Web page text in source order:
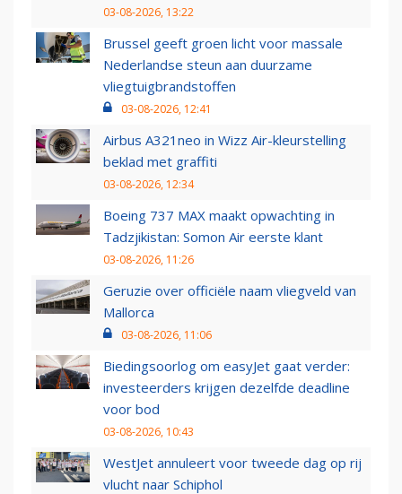
03-08-2026, 13:22
Brussel geeft groen licht voor massale
Nederlandse steun aan duurzame
vliegtuigbrandstoffen
03-08-2026, 12:41
Airbus A321neo in Wizz Air-kleurstelling
beklad met graffiti
03-08-2026, 12:34
Boeing 737 MAX maakt opwachting in
Tadzjikistan: Somon Air eerste klant
03-08-2026, 11:26
Geruzie over officiële naam vliegveld van
Mallorca
03-08-2026, 11:06
Biedingsoorlog om easyJet gaat verder:
investeerders krijgen dezelfde deadline
voor bod
03-08-2026, 10:43
WestJet annuleert voor tweede dag op rij
vlucht naar Schiphol